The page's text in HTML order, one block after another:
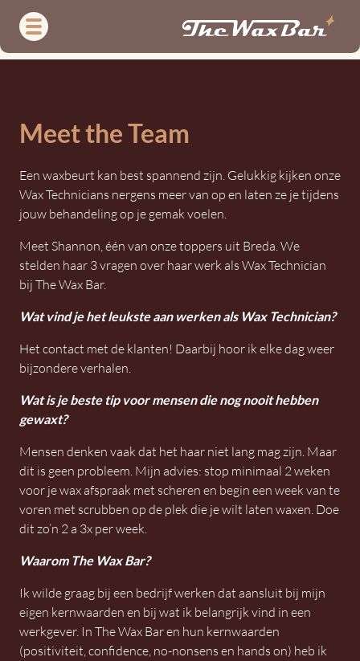
de
Team
Meet the Team
Een waxbeurt kan best spannend zijn. Gelukkig kijken onze
Wax Technicians nergens meer van op en laten ze je tijdens
jouw behandeling op je gemak voelen.
Meet Shannon, één van onze toppers uit Breda. We
stelden haar 3 vragen over haar werk als Wax Technician
bij The Wax Bar.
Wat vind je het leukste aan werken als Wax Technician?
Het contact met de klanten! Daarbij hoor ik elke dag weer
bijzondere verhalen.
Wat is je beste tip voor mensen die nog nooit hebben
gewaxt?
Mensen denken vaak dat het haar niet lang mag zijn. Maar
dit is geen probleem. Mijn advies: stop minimaal 2 weken
voor je wax afspraak met scheren en begin een week van te
voren met scrubben op de plek die je wilt laten waxen. Doe
dit zo’n 2 a 3x per week.
Waarom The Wax Bar?
Ik wilde graag bij een bedrijf werken dat aansluit bij mijn
eigen kernwaarden en bij wat ik belangrijk vind in een
werkgever. In The Wax Bar en hun kernwaarden
(positiviteit, confidence, no-nonsens en hands on) heb ik